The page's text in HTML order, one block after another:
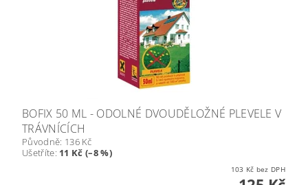
BOFIX 50 ML - ODOLNÉ DVOUDĚLOŽNÉ PLEVELE V
TRÁVNÍCÍCH
Původně: 136 Kč
Ušetříte: 11 Kč (–8 %)
103 Kč bez DPH